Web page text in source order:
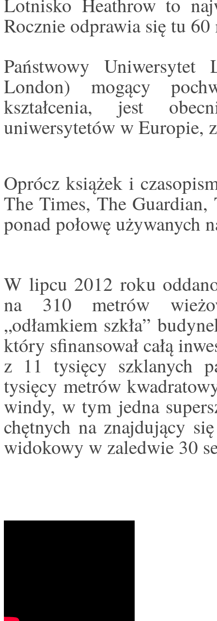
Rocznie odprawia się tu
Państwowy
London) mogący
kształcenia, jest
uniwersytetów w Europie,
Oprócz książek i
The Times, The
ponad połowę używanych
W lipcu 2012 roku
na 310 metrów
„odłamkiem szkła”
który sfinansował całą
z 11 tysięcy szklanych
tysięcy metrów
windy, w tym jedna
chętnych na znajdujący
widokowy w zaledwie 30